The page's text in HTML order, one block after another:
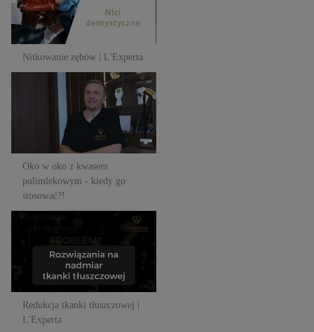
Nitkowanie zębów | L'Experta
Oko w oko z kwasem
polimlekowym - kiedy go
stosować?!
Oko w oko z kwasem
polimlekowym - kiedy go
stosować?!
Redukcja tkanki tłuszczowej |
L'Experta
Redukcja tkanki tłuszczowej |
L'Experta